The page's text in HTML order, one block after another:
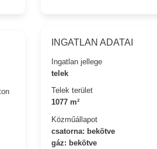
INGATLAN ADATAI
Ingatlan jellege
telek
Telek terület
1077 m²
Közműállapot
csatorna: bekötve
gáz: bekötve